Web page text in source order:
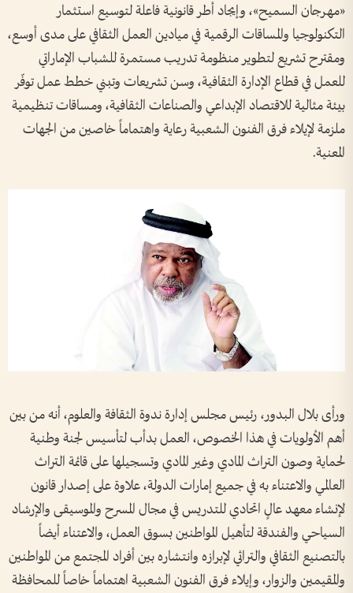
«مهرجان السميح»، وإيجاد أطر قانونية فاعلة لتوسيع استثمار
التكنولوجيا والمساقات الرقمية في ميادين العمل الثقافي على مدى أوسع،
ومقترح تشريع لتطوير منظومة تدريب مستمرة للشباب الإماراتي
للعمل في قطاع الإدارة الثقافية، وسن تشريعات وتبني خطط عمل توفّر
بيئة مثالية للاقتصاد الإبداعي والصناعات الثقافية، ومساقات تنظيمية
ملزمة لإيلاء فرق الفنون الشعبية رعاية واهتماماً خاصين من الجهات
المعنية.
ورأى بلال البدور، رئيس مجلس إدارة ندوة الثقافة والعلوم، أنه من بين
أهم الأولويات في هذا الخصوص، العمل بدأب لتأسيس لجنة وطنية
لحماية وصون التراث المادي وغير المادي وتسجيلها على قائمة التراث
العالمي والاعتناء به في جميع إمارات الدولة، علاوة على إصدار قانون
لإنشاء معهد عالٍ اتحادي للتدريس في مجال المسرح والموسيقى والإرشاد
السياحي والفندقة لتأهيل المواطنين بسوق العمل، والاعتناء أيضاً
بالتصنيع الثقافي والتراثي لإبرازه وانتشاره بين أفراد المجتمع من المواطنين
والمقيمين والزوار، وإيلاء فرق الفنون الشعبية اهتماماً خاصاً للمحافظة